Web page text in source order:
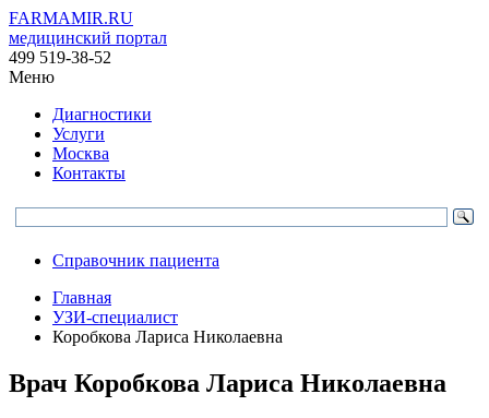
FARMAMIR.RU
медицинский портал
499 519-38-52
Меню
Диагностики
Услуги
Москва
Контакты
Справочник пациента
Главная
УЗИ-специалист
Коробкова Лариса Николаевна
Врач Коробкова Лариса Николаевна